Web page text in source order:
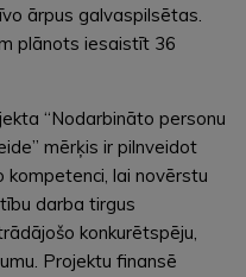
ārpus galvaspilsētas.
plānots iesaistīt 36
“Nodarbināto personu
mērķis ir pilnveidot
lai novērstu
darba tirgus
konkurētspēju,
Projektu finansē